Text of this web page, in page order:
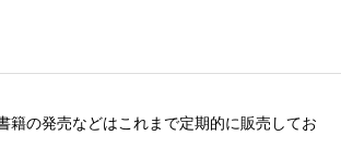
籍の発売などはこれまで定期的に販売してお